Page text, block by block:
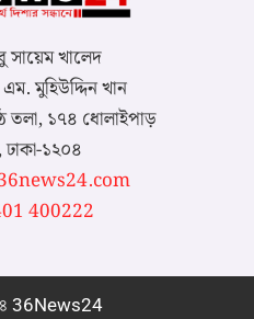
খালেদ
মুহিউদ্দিন খান
তলা, ১৭৪ ধোলাইপাড়
ঢাকা-১২০৪
400222
36News24